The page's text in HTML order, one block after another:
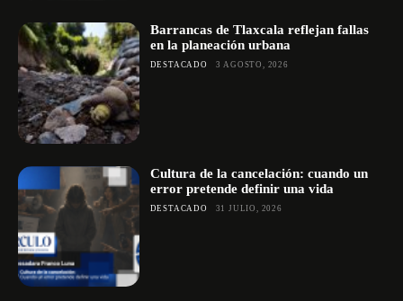
Barrancas de Tlaxcala reflejan fallas
en la planeación urbana
DESTACADO 3 AGOSTO, 2026
Cultura de la cancelación: cuando un
error pretende definir una vida
DESTACADO 31 JULIO, 2026